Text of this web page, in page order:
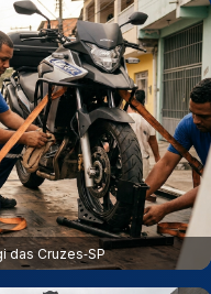
das Cruzes‑SP